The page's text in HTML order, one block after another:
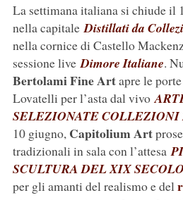
La settimana italiana si chiude il
nella capitaleDistillati da
nella cornice di Castello
sessione liveDimore Italiane.
Bertolami Fine Artapre le
Lovatelli per l’asta dal vivo
SELEZIONATE COLLEZIONI
10 giugno, CapitoliumArt
tradizionali in sala con l’attesa
SCULTURA DEL XIX
per gli amanti del realismo e del